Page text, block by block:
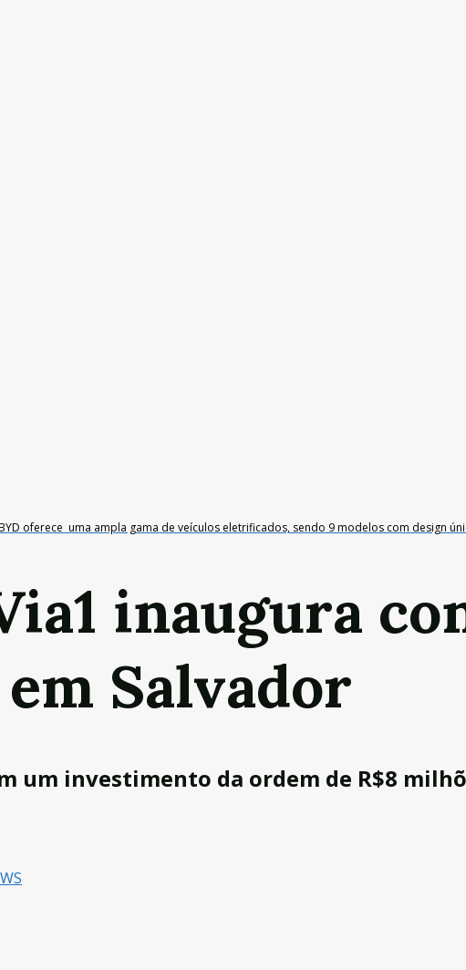
oferece uma ampla gama de veículos eletrificados, sendo 9 modelos com design
inaugura
Salvador
um investimento da ordem de R$8